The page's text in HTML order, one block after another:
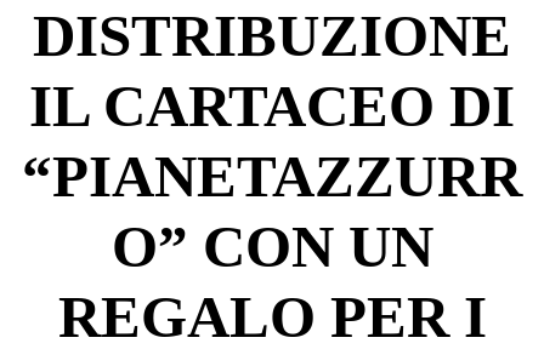
DISTRIBUZIONE
IL CARTACEO DI
“PIANETAZZURR
O” CON UN
REGALO PER I